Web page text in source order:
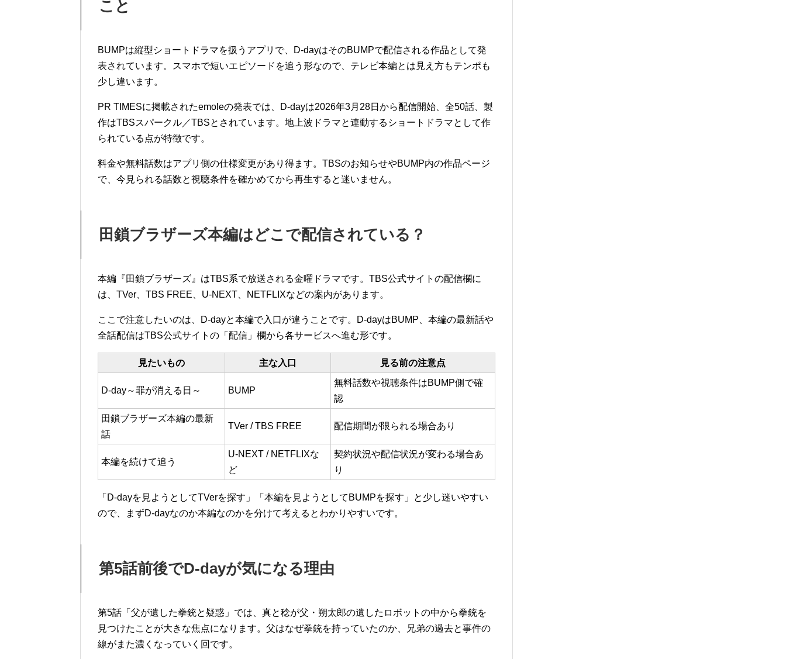
こと
BUMPは縦型ショートドラマを扱うアプリで、D-dayはそのBUMPで配信される作品として発
表されています。スマホで短いエピソードを追う形なので、テレビ本編とは見え方もテンポも
少し違います。
PR TIMESに掲載されたemoleの発表では、D-dayは2026年3月28日から配信開始、全50話、製
作はTBSスパークル／TBSとされています。地上波ドラマと連動するショートドラマとして作
られている点が特徴です。
料金や無料話数はアプリ側の仕様変更があり得ます。TBSのお知らせやBUMP内の作品ページ
で、今見られる話数と視聴条件を確かめてから再生すると迷いません。
田鎖ブラザーズ本編はどこで配信されている？
本編『田鎖ブラザーズ』はTBS系で放送される金曜ドラマです。TBS公式サイトの配信欄に
は、TVer、TBS FREE、U-NEXT、NETFLIXなどの案内があります。
ここで注意したいのは、D-dayと本編で入口が違うことです。D-dayはBUMP、本編の最新話や
全話配信はTBS公式サイトの「配信」欄から各サービスへ進む形です。
見たいもの 主な入口 見る前の注意点
D-day～罪が消える日～ BUMP
無料話数や視聴条件はBUMP側で確
認
田鎖ブラザーズ本編の最新
話
TVer / TBS FREE 配信期間が限られる場合あり
本編を続けて追う
U-NEXT / NETFLIXな
ど
契約状況や配信状況が変わる場合あ
り
「D-dayを見ようとしてTVerを探す」「本編を見ようとしてBUMPを探す」と少し迷いやすい
ので、まずD-dayなのか本編なのかを分けて考えるとわかりやすいです。
第5話前後でD-dayが気になる理由
第5話「父が遺した拳銃と疑惑」では、真と稔が父・朔太郎の遺したロボットの中から拳銃を
見つけたことが大きな焦点になります。父はなぜ拳銃を持っていたのか、兄弟の過去と事件の
線がまた濃くなっていく回です。